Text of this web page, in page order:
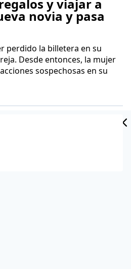
y viajar a
novia y pasa
perdido la billetera en su
Desde entonces, la mujer
sospechosas en su